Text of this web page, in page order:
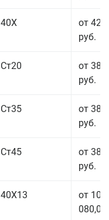
40Х
от 42
руб.
Ст20
от 38
руб.
Ст35
от 38
руб.
Ст45
от 38
руб.
40Х13
от 103
080,00